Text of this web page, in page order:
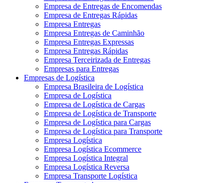
Empresa de Entregas de Encomendas
Empresa de Entregas Rápidas
Empresa Entregas
Empresa Entregas de Caminhão
Empresa Entregas Expressas
Empresa Entregas Rápidas
Empresa Terceirizada de Entregas
Empresas para Entregas
Empresas de Logística
Empresa Brasileira de Logística
Empresa de Logística
Empresa de Logística de Cargas
Empresa de Logística de Transporte
Empresa de Logística para Cargas
Empresa de Logística para Transporte
Empresa Logística
Empresa Logística Ecommerce
Empresa Logística Integral
Empresa Logística Reversa
Empresa Transporte Logística